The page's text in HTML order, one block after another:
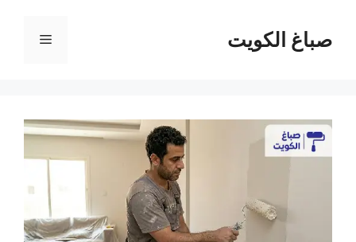
المحتوىصباغ الكويت القائمة